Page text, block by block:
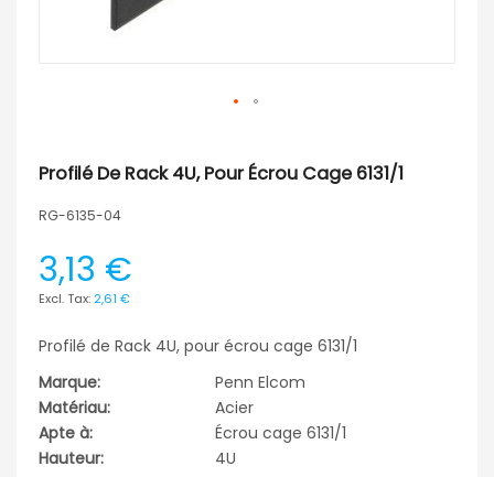
Profilé De Rack 4U, Pour Écrou Cage 6131/1
RG-6135-04
3,13 €
2,61 €
Profilé de Rack 4U, pour écrou cage 6131/1
Marque:
Penn Elcom
Matériau:
Acier
Apte à:
Écrou cage 6131/1
Hauteur:
4U